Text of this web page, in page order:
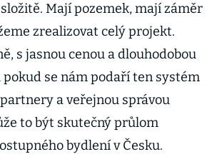
Mají pozemek, mají záměr
zrealizovat celý projekt.
s jasnou cenou a dlouhodobou
se nám podaří ten systém
a veřejnou správou
to být skutečný průlom
bydlení v Česku.